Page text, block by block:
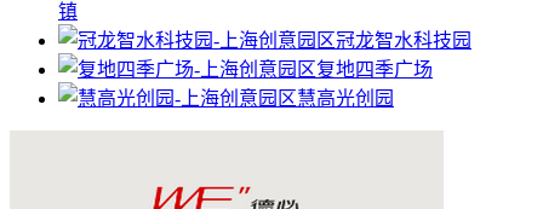
镇
冠龙智水科技园
复地四季广场
慧高光创园